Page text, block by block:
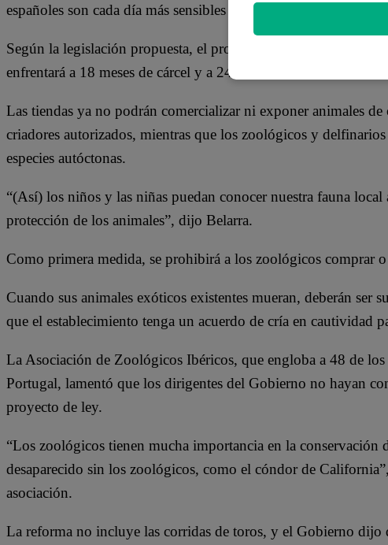
españoles son cada día más sensibles a los derechos de los
Según la legislación propuesta, el propietario de una mascota
enfrentará a 18 meses de cárcel y a 24 meses si muere.
Las tiendas ya no podrán comercializar ni exponer animales
criadores autorizados, mientras que los zoológicos y
especies autóctonas.
“(Así) los niños y las niñas puedan conocer nuestra fauna
protección de los animales”, dijo Belarra.
Como primera medida, se prohibirá a los zoológicos comprar o
Cuando sus animales exóticos existentes mueran, deberán ser
que el establecimiento tenga un acuerdo de cría en cautividad
La Asociación de Zoológicos Ibéricos, que engloba a 48 de
Portugal, lamentó que los dirigentes del Gobierno no hayan
proyecto de ley.
“Los zoológicos tienen mucha importancia en la conservación
desaparecido sin los zoológicos, como el cóndor de
asociación.
La reforma no incluye las corridas de toros, y el Gobierno dijo